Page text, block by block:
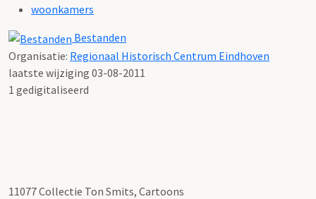
woonkamers
Bestanden
Organisatie: Regionaal Historisch Centrum Eindhoven
laatste wijziging 03-08-2011
1 gedigitaliseerd
11077 Collectie Ton Smits, Cartoons